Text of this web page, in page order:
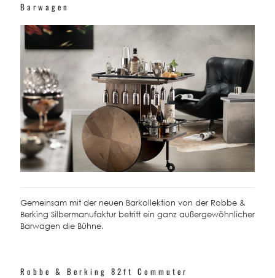
Barwagen
Gemeinsam mit der neuen Barkollektion von der Robbe &
Berking Silbermanufaktur betritt ein ganz außergewöhnlicher
Barwagen die Bühne.
Robbe & Berking 82ft Commuter